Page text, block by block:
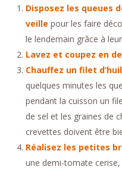
Disposez les queues
veille pour les faire
le lendemain grâce à
Lavez et coupez en
Chauffez un filet
quelques minutes les
pendant la cuisson un
de sel et les graines de
crevettes doivent être
Réalisez les petites
une demi-tomate